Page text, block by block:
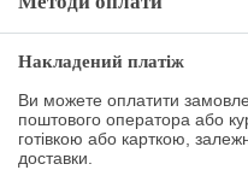
Накладений платіж
Ви можете оплатити
поштового оператора або
готівкою або карткою,
доставки.